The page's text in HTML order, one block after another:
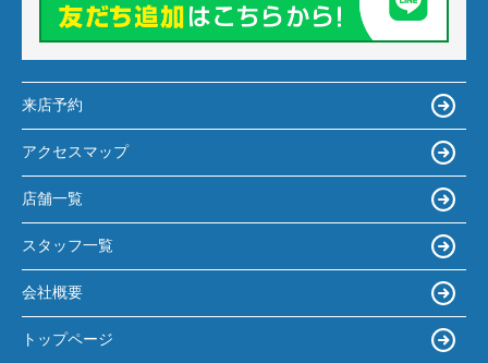
来店予約
アクセスマップ
店舗一覧
スタッフ一覧
会社概要
トップページ